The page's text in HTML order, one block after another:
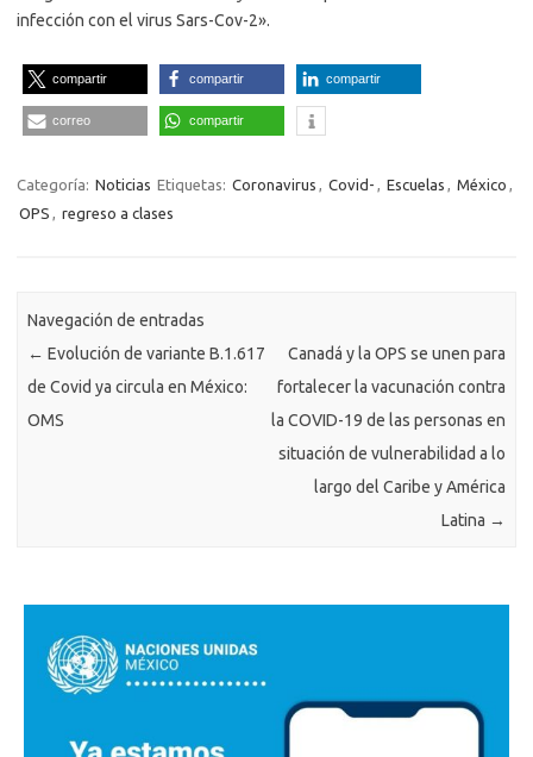
infección con el virus Sars-Cov-2».
compartir compartir compartir
correo compartir
Categoría: Noticias Etiquetas: Coronavirus , Covid- , Escuelas , México ,
OPS , regreso a clases
Navegación de entradas
← Evolución de variante B.1.617
de Covid ya circula en México:
OMS
Canadá y la OPS se unen para
fortalecer la vacunación contra
la COVID-19 de las personas en
situación de vulnerabilidad a lo
largo del Caribe y América
Latina →